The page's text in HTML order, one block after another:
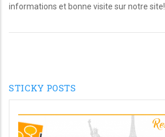
informations et bonne visite sur notre site!
STICKY POSTS